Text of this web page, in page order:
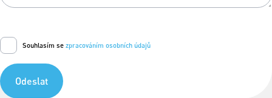
Souhlasím se zpracováním osobních údajů
Odeslat